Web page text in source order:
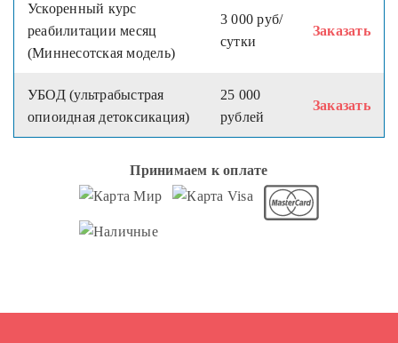
Ускоренный курс
реабилитации месяц
(Миннесотская модель)
3 000 руб/
сутки
Заказать
УБОД (ультрабыстрая
опиоидная детоксикация)
25 000
рублей
Заказать
Принимаем к оплате